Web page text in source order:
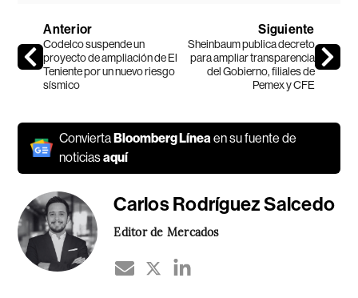
Anterior
Codelco suspende un
proyecto de ampliación de El
Teniente por un nuevo riesgo
sísmico
Siguiente
Sheinbaum publica decreto
para ampliar transparencia
del Gobierno, filiales de
Pemex y CFE
ConviertaBloomberg Línea en su fuente de
noticiasaquí
Carlos Rodríguez Salcedo
Editor de Mercados